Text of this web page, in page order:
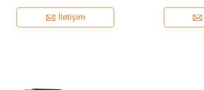
İletişim